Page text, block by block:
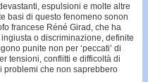
espulsioni e molte altre
basi di questo fenomeno sonon
francese Réné Girad, che ha
o discriminazione, definite
punite non per ‘peccati’ di
tensioni, conflitti e difficoltà di
problemi che non saprebbero